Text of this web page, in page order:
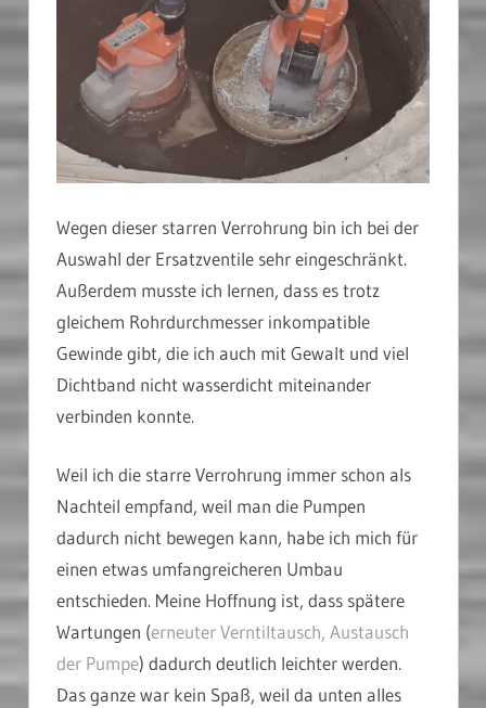
Wegen dieser starren Verrohrung bin ich bei der
Auswahl der Ersatzventile sehr eingeschränkt.
Außerdem musste ich lernen, dass es trotz
gleichem Rohrdurchmesser inkompatible
Gewinde gibt, die ich auch mit Gewalt und viel
Dichtband nicht wasserdicht miteinander
verbinden konnte.
Weil ich die starre Verrohrung immer schon als
Nachteil empfand, weil man die Pumpen
dadurch nicht bewegen kann, habe ich mich für
einen etwas umfangreicheren Umbau
entschieden. Meine Hoffnung ist, dass spätere
Wartungen (erneuter Verntiltausch, Austausch
der Pumpe) dadurch deutlich leichter werden.
Das ganze war kein Spaß, weil da unten alles